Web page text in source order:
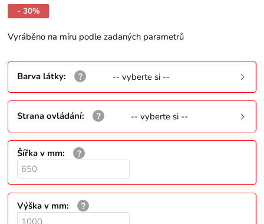
- 30%
Vyráběno na míru podle zadaných parametrů
Barva látky: -- vyberte si --
Strana ovládání: -- vyberte si --
Šířka v mm:
Výška v mm: